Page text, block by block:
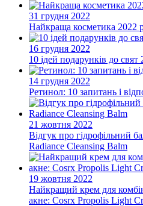
31 грудня 2022
Найкраща косметика 2022
16 грудня 2022
10 ідей подарунків до свят
14 грудня 2022
Ретинол: 10 запитань і
21 жовтня 2022
Відгук про гідрофільний
Radiance Cleansing Balm
19 жовтня 2022
Найкращий крем для
акне: Cosrx Propolis Light